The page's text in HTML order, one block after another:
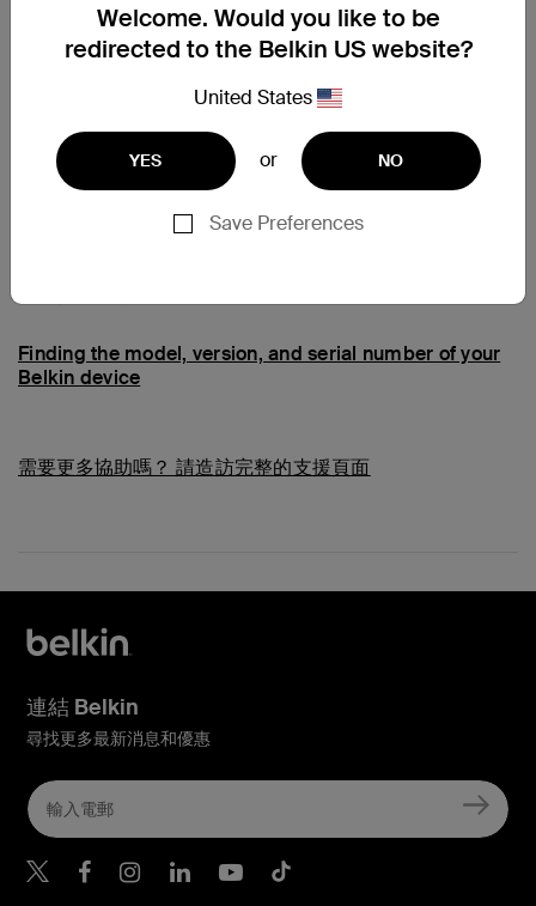
Welcome. Would you like to be
redirected to the Belkin US website?
United States
YES or NO
Save Preferences
Finding the model, version, and serial number of your
Belkin device
需要更多協助嗎？ 請造訪完整的支援頁面
連結 Belkin
尋找更多最新消息和優惠
Belkin Twitter
Belkin Hong Kong
Belkin Instagram
Belkin Hong Kong
Belkin Youtube
Belkin TikTok